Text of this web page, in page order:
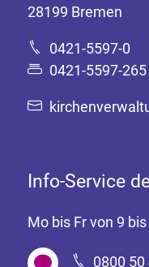
28199 Bremen
0421-5597-0
0421-5597-265
Info-Service
Mo bis Fr von 9
0800 50